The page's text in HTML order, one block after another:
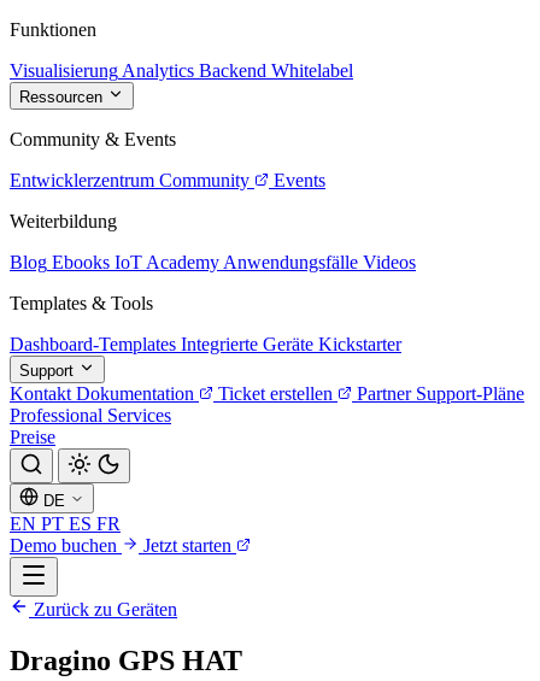
Funktionen
Visualisierung Analytics Backend Whitelabel
Ressourcen
Community & Events
Entwicklerzentrum Community
Events
Weiterbildung
Blog Ebooks IoT Academy Anwendungsfälle Videos
Templates & Tools
Dashboard-Templates Integrierte Geräte Kickstarter
Support
Kontakt Dokumentation Ticket erstellen Partner Support-Pläne
Professional Services
Preise
DE
EN PT ES FR
Demo buchen
Jetzt starten
Zurück zu Geräten
Dragino GPS HAT